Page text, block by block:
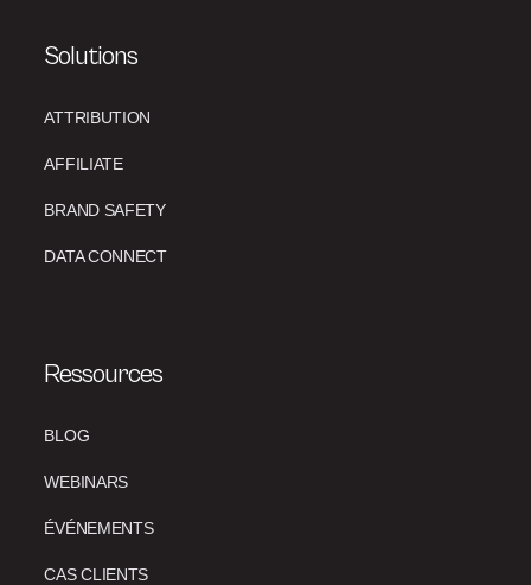
Solutions
ATTRIBUTION
AFFILIATE
BRAND SAFETY
DATA CONNECT
Ressources
BLOG
WEBINARS
ÉVÉNEMENTS
CAS CLIENTS